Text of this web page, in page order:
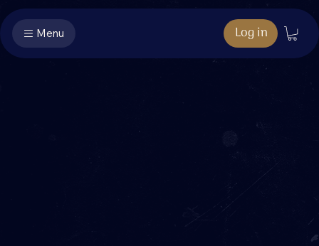
Menu Log in